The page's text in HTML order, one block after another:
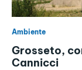
Ambiente
Grosseto,
Cannicci